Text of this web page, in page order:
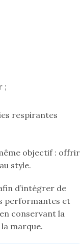
;
respirantes
objectif : offrir
style.
d’intégrer de
performantes et
conservant la
marque.